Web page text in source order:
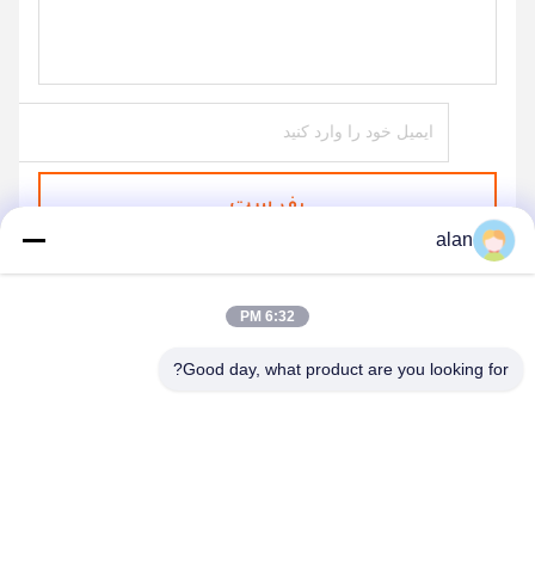
بفرست
alan
6:32 PM
Good day, what product are you looking for?